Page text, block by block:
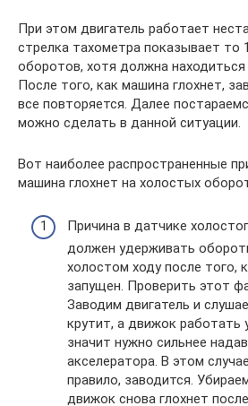
При этом двигатель работает
стрелка тахометра показывает то
оборотов, хотя должна
После того, как машина глохнет,
все повторяется. Далее
можно сделать в данной ситуации.
Вот наиболее распространенные
машина глохнет на холостых
Причина в датчике
должен удерживать
холостом ходу после того,
запущен. Проверить этот
Заводим двигатель и
крутит, а движок работать
значит нужно сильнее
акселератора. В этом
правило, заводится.
движок снова глохнет